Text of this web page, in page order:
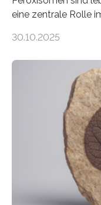
eine zentrale Rolle
erfüllen können,
der Ruhr-
und Dr. Ismaila
unbekannten
peroxisomalen
Saccharomyces
Funktionsfähigkeit
Studie wurde am
Fachzeitschrift…
30.10.2025